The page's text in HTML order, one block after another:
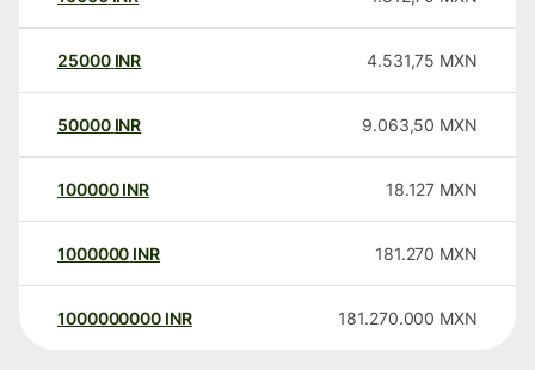
25000 INR 4.531,75 MXN
50000 INR 9.063,50 MXN
100000 INR 18.127 MXN
1000000 INR 181.270 MXN
1000000000 INR 181.270.000 MXN